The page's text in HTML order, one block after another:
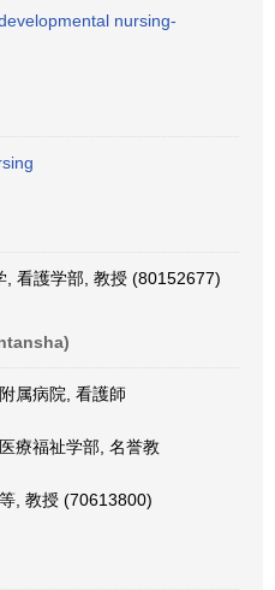
nursing-
, 看護学部, 教授 (80152677)
属病院, 看護師
療福祉学部, 名誉教
, 教授 (70613800)